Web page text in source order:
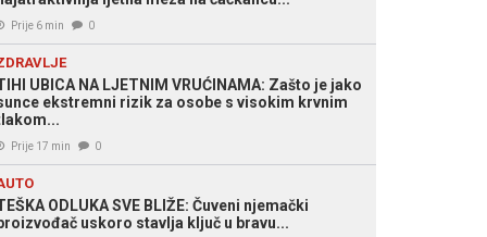
Prije 6 min 0
UBICA NA LJETNIM VRUĆINAMA: Zašto je jako
ekstremni rizik za osobe s visokim krvnim
Prije 17 min 0
ODLUKA SVE BLIŽE: Čuveni njemački
uskoro stavlja ključ u bravu...